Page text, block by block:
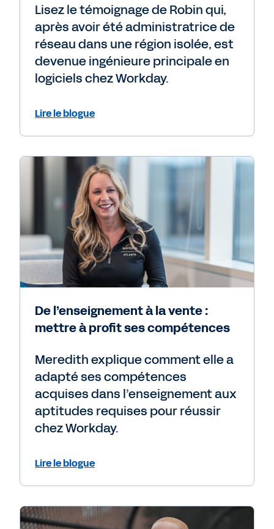
Lisez le témoignage de Robin qui,
après avoir été administratrice de
réseau dans une région isolée, est
devenue ingénieure principale en
logiciels chez Workday.
Lire le blogue
De l’enseignement à la vente :
mettre à profit ses compétences
Meredith explique comment elle a
adapté ses compétences
acquises dans l’enseignement aux
aptitudes requises pour réussir
chez Workday.
Lire le blogue